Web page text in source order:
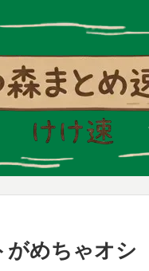
がめちゃオシ